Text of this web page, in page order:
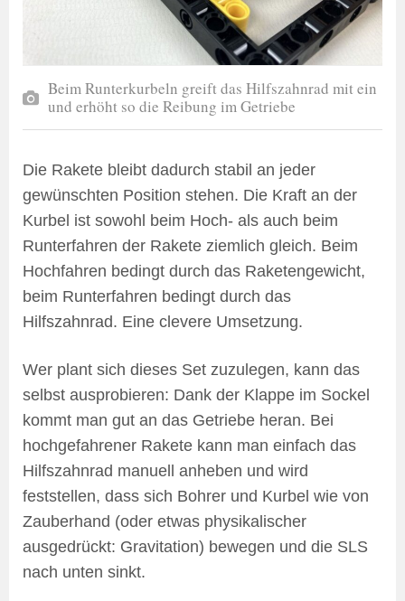
Beim Runterkurbeln greift das Hilfszahnrad mit ein
und erhöht so die Reibung im Getriebe
Die Rakete bleibt dadurch stabil an jeder
gewünschten Position stehen. Die Kraft an der
Kurbel ist sowohl beim Hoch- als auch beim
Runterfahren der Rakete ziemlich gleich. Beim
Hochfahren bedingt durch das Raketengewicht,
beim Runterfahren bedingt durch das
Hilfszahnrad. Eine clevere Umsetzung.
Wer plant sich dieses Set zuzulegen, kann das
selbst ausprobieren: Dank der Klappe im Sockel
kommt man gut an das Getriebe heran. Bei
hochgefahrener Rakete kann man einfach das
Hilfszahnrad manuell anheben und wird
feststellen, dass sich Bohrer und Kurbel wie von
Zauberhand (oder etwas physikalischer
ausgedrückt: Gravitation) bewegen und die SLS
nach unten sinkt.